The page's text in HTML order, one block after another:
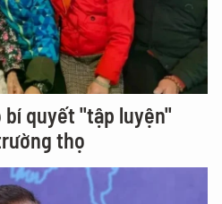
bí quyết "tập luyện"
thọ